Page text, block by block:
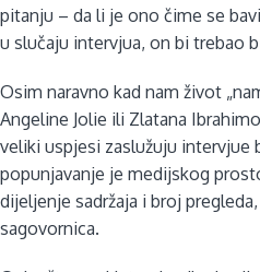
pitanju – da li je ono čime se
u slučaju intervjua, on bi trebao
Osim naravno kad nam život
Angeline Jolie ili Zlatana
veliki uspjesi zaslužuju intervjue
popunjavanje je medijskog
dijeljenje sadržaja i broj
sagovornica.